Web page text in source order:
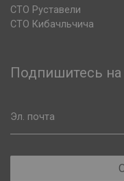
СТО Руставели
СТО Кибачльчича
Подпишитесь на
Эл. почта